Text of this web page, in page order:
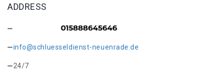
ADDRESS
info@schluesseldienst-neuenrade.de
24/7